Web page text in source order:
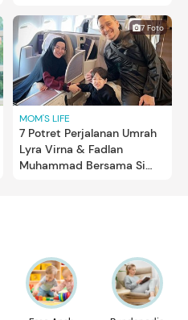
7 Foto
MOM'S LIFE
7 Potret Perjalanan Umrah
Lyra Virna & Fadlan
Muhammad Bersama Si